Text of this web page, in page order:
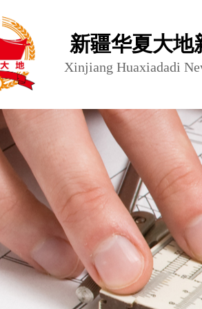
新疆华夏大地
Xinjiang Huaxiadadi